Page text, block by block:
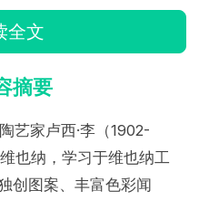
全文
摘要
艺家卢西·李（1902-
也纳，学习于维也纳工
创图案、丰富色彩闻